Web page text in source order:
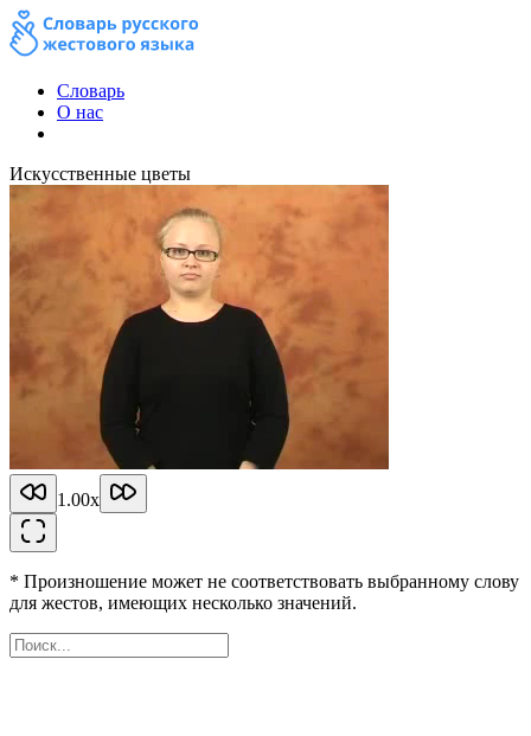
Словарь
О нас
Искусственные цветы
1.00x
* Произношение может не соответствовать выбранному слову
для жестов, имеющих несколько значений.